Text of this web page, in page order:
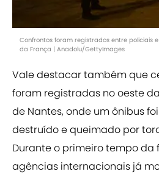
Confrontos foram registrados entre policiais
da França | Anadolu/GettyImages
Vale destacar também que
foram registradas no oeste
de Nantes, onde um ônibus
destruído e queimado por
Durante o primeiro tempo da
agências internacionais já